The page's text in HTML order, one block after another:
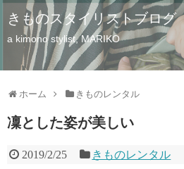
きものスタイリストブログ
a kimono stylist, MARIKO
ホーム きものレンタル
凜とした姿が美しい
2019/2/25 きものレンタル